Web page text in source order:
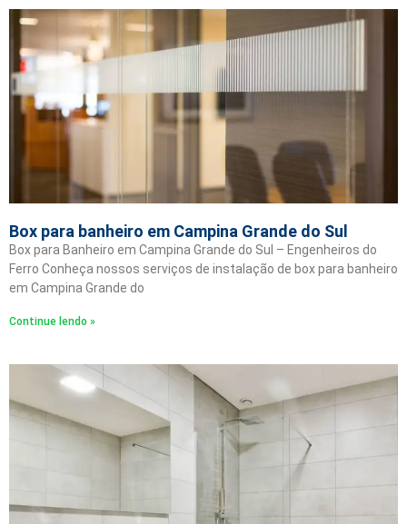
Box para banheiro em Campina Grande do Sul
Box para Banheiro em Campina Grande do Sul – Engenheiros do
Ferro Conheça nossos serviços de instalação de box para banheiro
em Campina Grande do
Continue lendo »